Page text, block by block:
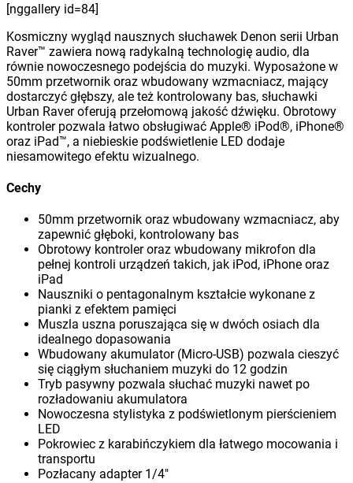
[nggallery id=84]
Kosmiczny wygląd nausznych słuchawek Denon serii Urban
Raver™ zawiera nową radykalną technologię audio, dla
równie nowoczesnego podejścia do muzyki. Wyposażone w
50mm przetwornik oraz wbudowany wzmacniacz, mający
dostarczyć głębszy, ale też kontrolowany bas, słuchawki
Urban Raver oferują przełomową jakość dźwięku. Obrotowy
kontroler pozwala łatwo obsługiwać Apple® iPod®, iPhone®
oraz iPad™, a niebieskie podświetlenie LED dodaje
niesamowitego efektu wizualnego.
Cechy
50mm przetwornik oraz wbudowany wzmacniacz, aby
zapewnić głęboki, kontrolowany bas
Obrotowy kontroler oraz wbudowany mikrofon dla
pełnej kontroli urządzeń takich, jak iPod, iPhone oraz
iPad
Nauszniki o pentagonalnym kształcie wykonane z
pianki z efektem pamięci
Muszla uszna poruszająca się w dwóch osiach dla
idealnego dopasowania
Wbudowany akumulator (Micro-USB) pozwala cieszyć
się ciągłym słuchaniem muzyki do 12 godzin
Tryb pasywny pozwala słuchać muzyki nawet po
rozładowaniu akumulatora
Nowoczesna stylistyka z podświetlonym pierścieniem
LED
Pokrowiec z karabińczykiem dla łatwego mocowania i
transportu
Pozłacany adapter 1/4″